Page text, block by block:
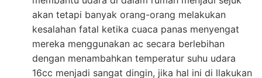
akan tetapi banyak orang-orang melakukan
kesalahan fatal ketika cuaca panas menyengat
mereka menggunakan ac secara berlebihan
dengan menambahkan temperatur suhu udara
16cc menjadi sangat dingin, jika hal ini di llakukan